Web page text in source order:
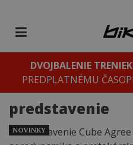
DVOJBALENIE
PREDPLATNÉMU
predstavenie
NOVINKY